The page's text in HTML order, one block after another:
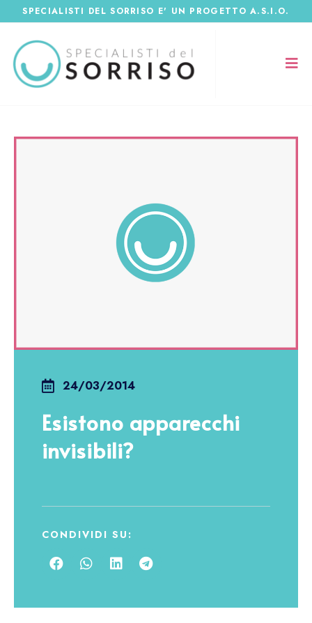
SPECIALISTI DEL SORRISO E' UN PROGETTO A.S.I.O.
24/03/2014
Esistono apparecchi
invisibili?
CONDIVIDI SU: